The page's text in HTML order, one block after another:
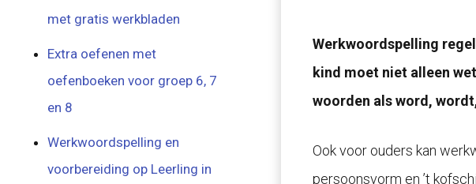
Werkwoordspelling
kind moet niet alleen
woorden als word,
Ook voor ouders kan
persoonsvorm en ’t
met gratis werkbladen
Extra oefenen met
oefenboeken voor groep 6, 7
en 8
Werkwoordspelling en
voorbereiding op Leerling in